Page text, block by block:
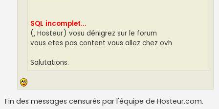
SQL incomplet...
(, Hosteur) vosu dénigrez sur le forum
vous etes pas content vous allez chez ovh
Salutations.
Fin des messages censurés par l'équipe de Hosteur.com.